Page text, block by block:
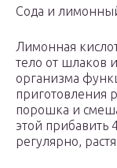
Сода и
Лимонная
тело от шлаков
организма
приготовления
порошка и
этой прибавить
регулярно,